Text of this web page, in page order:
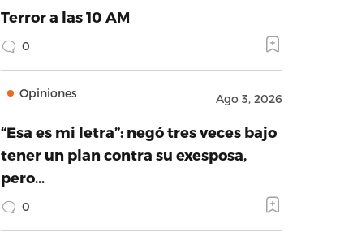
Terror a las 10 AM
0
Opiniones Ago 3, 2026
“Esa es mi letra”: negó tres veces bajo
tener un plan contra su exesposa,
pero…
0